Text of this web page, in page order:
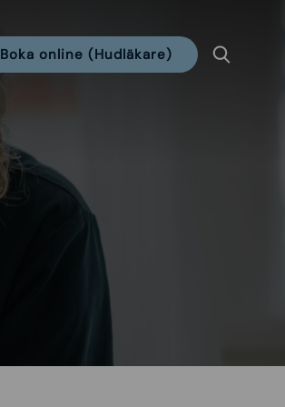
Boka online (Hudläkare)